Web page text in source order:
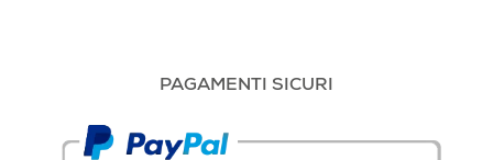
PAGAMENTI SICURI